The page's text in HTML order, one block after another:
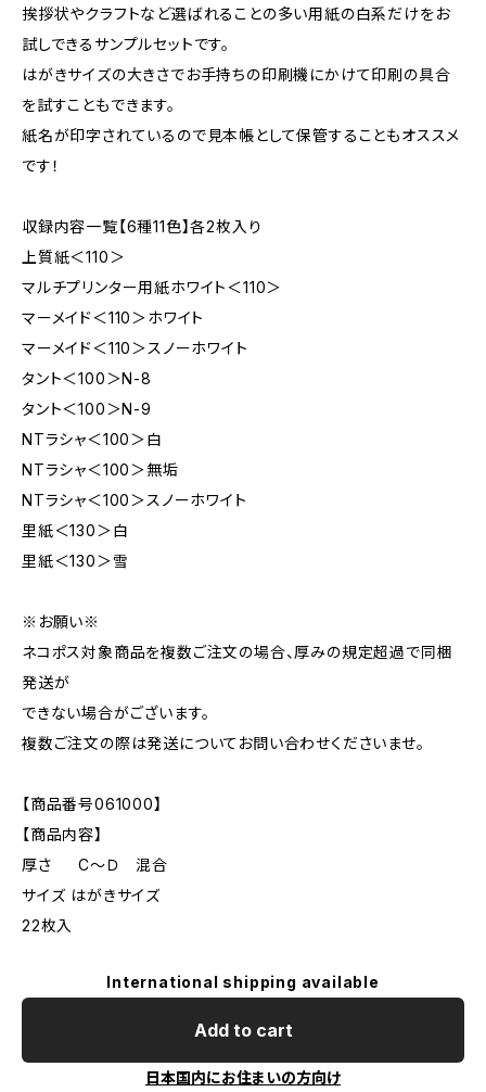
挨拶状やクラフトなど選ばれることの多い用紙の白系だけをお
試しできるサンプルセットです。
はがきサイズの大きさでお手持ちの印刷機にかけて印刷の具合
を試すこともできます。
紙名が印字されているので見本帳として保管することもオススメ
です！
収録内容一覧【6種11色】各2枚入り
上質紙＜110＞
マルチプリンター用紙ホワイト＜110＞
マーメイド＜110＞ホワイト
マーメイド＜110＞スノーホワイト
タント＜100＞N-8
タント＜100＞N-9
NTラシャ＜100＞白
NTラシャ＜100＞無垢
NTラシャ＜100＞スノーホワイト
里紙＜130＞白
里紙＜130＞雪
※お願い※
ネコポス対象商品を複数ご注文の場合、厚みの規定超過で同梱
発送が
できない場合がございます。
複数ご注文の際は発送についてお問い合わせくださいませ。
【商品番号061000】
【商品内容】
厚さ C〜Ｄ 混合
サイズ はがきサイズ
22枚入
International shipping available
Add to cart
日本国内にお住まいの方向け